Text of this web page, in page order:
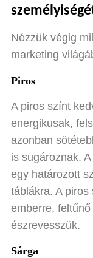
Nézzük végig
marketing
Piros
A piros színt
energikusak,
azonban
is sugároznak.
egy határozott
táblákra. A
emberre,
észrevesszük.
Sárga